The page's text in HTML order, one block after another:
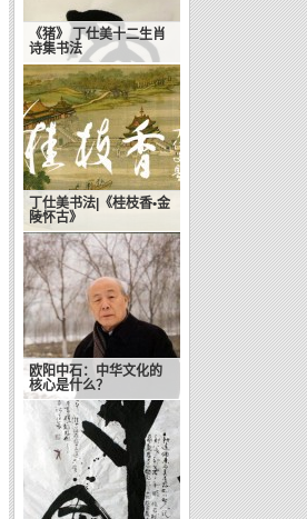
《猪》 丁仕美十二生肖
诗集书法
中国书法入人类非遗名
录
丁仕美书法|《桂枝香•金
陵怀古》
欧阳中石：中华文化的
核心是什么？